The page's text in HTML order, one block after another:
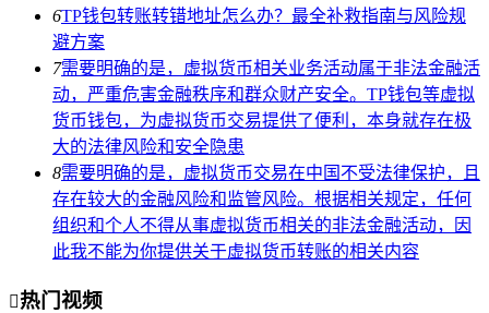
6TP钱包转账转错地址怎么办？最全补救指南与风险规
避方案
7需要明确的是，虚拟货币相关业务活动属于非法金融活
动，严重危害金融秩序和群众财产安全。TP钱包等虚拟
货币钱包，为虚拟货币交易提供了便利，本身就存在极
大的法律风险和安全隐患
8需要明确的是，虚拟货币交易在中国不受法律保护，且
存在较大的金融风险和监管风险。根据相关规定，任何
组织和个人不得从事虚拟货币相关的非法金融活动，因
此我不能为你提供关于虚拟货币转账的相关内容
热门视频